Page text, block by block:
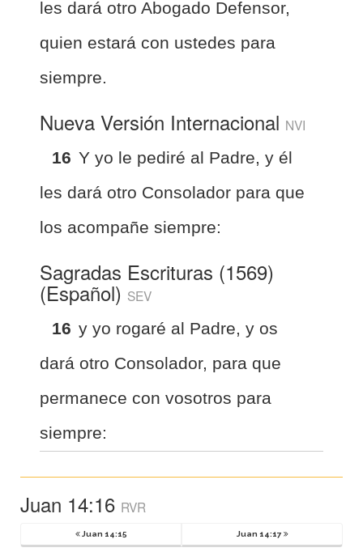
les dará otro Abogado Defensor,
quien estará con ustedes para
siempre.
Nueva Versión Internacional NVI
16 Y yo le pediré al Padre, y él
les dará otro Consolador para que
los acompañe siempre:
Sagradas Escrituras (1569)
(Español) SEV
16 y yo rogaré al Padre, y os
dará otro Consolador, para que
permanece con vosotros para
siempre:
Juan 14:16 RVR
Juan 14:15 Juan 14:17